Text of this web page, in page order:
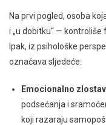
Na prvi pogled, osoba
i „u dobitku“ — kontroliše
Ipak, iz psihološke
označava sljedeće:
Emocionalno
podsećanja i
koji razaraju